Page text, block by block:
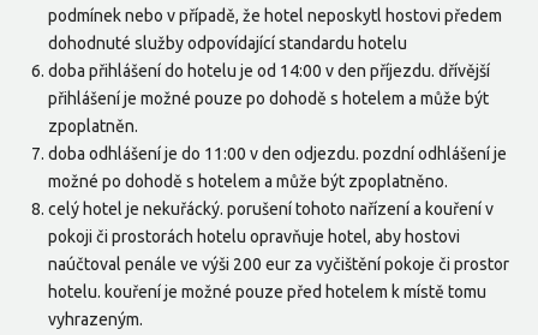
podmínek nebo v případě, že hotel neposkytl hostovi předem
dohodnuté služby odpovídající standardu hotelu
doba přihlášení do hotelu je od 14:00 v den příjezdu. dřívější
přihlášení je možné pouze po dohodě s hotelem a může být
zpoplatněn.
doba odhlášení je do 11:00 v den odjezdu. pozdní odhlášení je
možné po dohodě s hotelem a může být zpoplatněno.
celý hotel je nekuřácký. porušení tohoto nařízení a kouření v
pokoji či prostorách hotelu opravňuje hotel, aby hostovi
naúčtoval penále ve výši 200 eur za vyčištění pokoje či prostor
hotelu. kouření je možné pouze před hotelem k místě tomu
vyhrazeným.